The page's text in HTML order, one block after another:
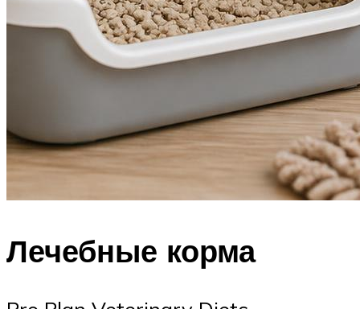
Лечебные корма